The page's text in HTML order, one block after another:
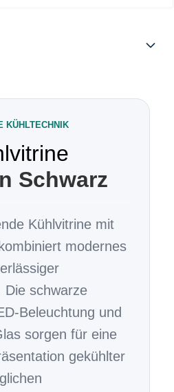
KÜHLTECHNIK
Schwarz
Kühlvitrine mit
modernes
Die schwarze
Beleuchtung und
sorgen für eine
gekühlter